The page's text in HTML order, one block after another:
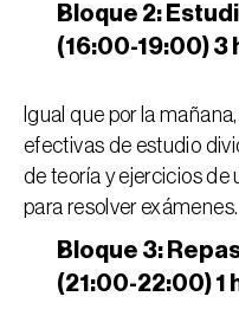
Bloque 2:
(16:00-19:00) 3
Igual que por la
efectivas de estudio
de teoría y ejercicios de
para resolver exámenes.
Bloque 3:
(21:00-22:00) 1